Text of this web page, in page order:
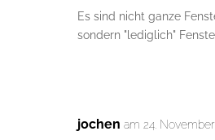
Es sind nicht ganze
sondern "lediglich"
jochen am 24.